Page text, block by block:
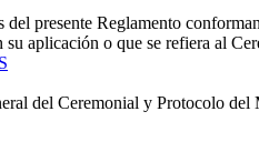
presente Reglamento
aplicación o que se refiera al
del Ceremonial y Protocolo del